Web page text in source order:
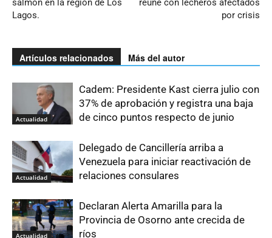
salmón en la región de Los
Lagos.
reúne con lecheros afectados
por crisis
Artículos relacionados Más del autor
Actualidad
Cadem: Presidente Kast cierra julio con
37% de aprobación y registra una baja
de cinco puntos respecto de junio
Actualidad
Delegado de Cancillería arriba a
Venezuela para iniciar reactivación de
relaciones consulares
Actualidad
Declaran Alerta Amarilla para la
Provincia de Osorno ante crecida de
ríos